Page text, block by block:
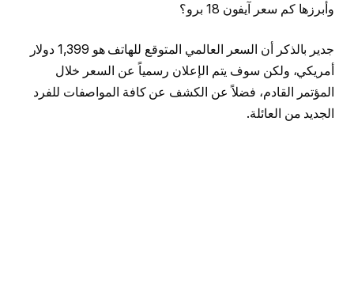
وأبرزها كم سعر آيفون 18 برو؟
جدير بالذكر أن السعر العالمي المتوقع للهاتف هو 1,399 دولار
أمريكي، ولكن سوف يتم الإعلان رسمياً عن السعر خلال
المؤتمر القادم، فضلاً عن الكشف عن كافة المواصفات للفرد
الجديد من العائلة.